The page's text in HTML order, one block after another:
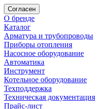
Согласен
О бренде
Каталог
Арматура и трубопроводы
Приборы отопления
Насосное оборудование
Автоматика
Инструмент
Котельное оборудование
Техподдержка
Техническая документация
Прайс-лист